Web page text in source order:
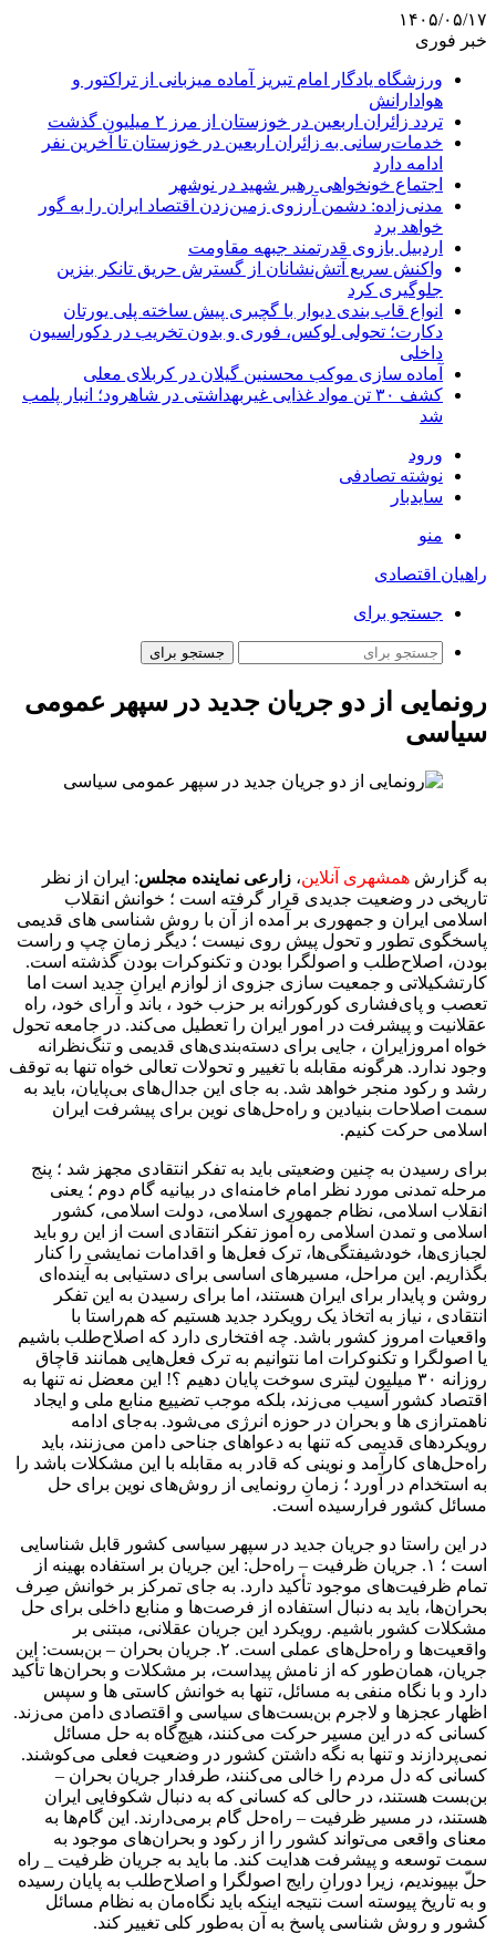
۱۴۰۵/۰۵/۱۷
خبر فوری
ورزشگاه یادگار امام تبریز آماده میزبانی از تراکتور و
هوادارانش
تردد زائران اربعین در خوزستان از مرز ۲ میلیون گذشت
خدمات‌رسانی به زائران اربعین در خوزستان تا آخرین نفر
ادامه دارد
اجتماع خونخواهی رهبر شهید در نوشهر
مدنی‌زاده: دشمن آرزوی زمین‌زدن اقتصاد ایران را به گور
خواهد برد
اردبیل بازوی قدرتمند جبهه مقاومت
واکنش سریع آتش‌نشانان از گسترش حریق تانکر بنزین
جلوگیری کرد
انواع قاب بندی دیوار با گچبری پیش ساخته پلی یورتان
دکارت؛ تحولی لوکس، فوری و بدون تخریب در دکوراسیون
داخلی
آماده سازی موکب محسنین گیلان در کربلای معلی
کشف ۳۰ تن مواد غذایی غیربهداشتی در شاهرود؛ انبار پلمب
شد
ورود
نوشته تصادفی
سایدبار
منو
راهیان اقتصادی
جستجو برای
جستجو برای
رونمایی از دو جریان جدید در سپهر عمومی
سیاسی
به گزارش همشهری آنلاین، زارعی نماینده مجلس: ایران از نظر
تاریخی در وضعیت جدیدی قرار گرفته است ؛ خوانش انقلاب
اسلامی ایران و جمهوری بر آمده از آن با روش شناسی های قدیمی
پاسخگوی تطور و تحول پیش روی نیست ؛ دیگر زمانِ چپ و راست
بودن، اصلاح‌طلب و اصولگرا بودن و تکنوکرات بودن گذشته است.
کارتشکیلاتی و جمعیت سازی جزوی از لوازم ایرانِ جدید است اما
تعصب و پای‌فشاری کورکورانه بر حزب خود ، باند و آرای خود، راه
عقلانیت و پیشرفت در امور ایران را تعطیل می‌کند. در جامعه تحول
خواه امروزایران ، جایی برای دسته‌بندی‌های قدیمی و تنگ‌نظرانه
وجود ندارد. هرگونه مقابله با تغییر و تحولات تعالی خواه تنها به توقف
رشد و رکود منجر خواهد شد. به جای این جدال‌های بی‌پایان، باید به
سمت اصلاحات بنیادین و راه‌حل‌های نوین برای پیشرفت ایران
اسلامی حرکت کنیم.
برای رسیدن به چنین وضعیتی باید به تفکر انتقادی مجهز شد ؛ پنج
مرحله تمدنی مورد نظر امام خامنه‌ای در بیانیه گام دوم ؛ یعنی
انقلاب اسلامی، نظام جمهوری اسلامی، دولت اسلامی، کشور
اسلامی و تمدن اسلامی ره آموز تفکر انتقادی است از این رو باید
لجبازی‌ها، خودشیفتگی‌ها، ترک فعل‌ها و اقدامات نمایشی را کنار
بگذاریم. این مراحل، مسیرهای اساسی برای دستیابی به آینده‌ای
روشن و پایدار برای ایران هستند، اما برای رسیدن به این تفکر
انتقادی ، نیاز به اتخاذ یک رویکرد جدید هستیم که هم‌راستا با
واقعیات امروز کشور باشد. چه افتخاری دارد که اصلاح‌طلب باشیم
یا اصولگرا و تکنوکرات اما نتوانیم به ترک فعل‌هایی همانند قاچاق
روزانه ۳۰ میلیون لیتری سوخت پایان دهیم ؟! این معضل نه تنها به
اقتصاد کشور آسیب می‌زند، بلکه موجب تضییع منابع ملی و ایجاد
ناهمترازی ها و بحران در حوزه انرژی می‌شود. به‌جای ادامه
رویکردهای قدیمی که تنها به دعواهای جناحی دامن می‌زنند، باید
راه‌حل‌های کارآمد و نوینی که قادر به مقابله با این مشکلات باشد را
به استخدام در آورد ؛ زمانِ رونمایی از روش‌های نوین برای حل
مسائل کشور فرارسیده است.
در این راستا دو جریان جدید در سپهر سیاسی کشور قابل شناسایی
است ؛ ۱. جریان ظرفیت – راه‌حل: این جریان بر استفاده بهینه از
تمام ظرفیت‌های موجود تأکید دارد. به جای تمرکز بر خوانش صِرف
بحران‌ها، باید به دنبال استفاده از فرصت‌ها و منابع داخلی برای حل
مشکلات کشور باشیم. رویکرد این جریان عقلانی، مبتنی بر
واقعیت‌ها و راه‌حل‌های عملی است. ۲. جریان بحران – بن‌بست: این
جریان، همان‌طور که از نامش پیداست، بر مشکلات و بحران‌ها تأکید
دارد و با نگاه منفی به مسائل، تنها به خوانش کاستی ها و سپس
اظهار عجزها و لاجرم بن‌بست‌های سیاسی و اقتصادی دامن می‌زند.
کسانی که در این مسیر حرکت می‌کنند، هیچ‌گاه به حل مسائل
نمی‌پردازند و تنها به نگه داشتن کشور در وضعیت فعلی می‌کوشند.
کسانی که دل مردم را خالی می‌کنند، طرفدار جریان بحران –
بن‌بست هستند، در حالی که کسانی که به دنبال شکوفایی ایران
هستند، در مسیر ظرفیت – راه‌حل گام برمی‌دارند. این گام‌ها به
معنای واقعی می‌تواند کشور را از رکود و بحران‌های موجود به
سمت توسعه و پیشرفت هدایت کند. ما باید به جریان ظرفیت _ راه
حلّ بپیوندیم، زیرا دورانِ رایج اصولگرا و اصلاح‌طلب به پایان رسیده
و به تاریخ پیوسته است نتیجه اینکه باید نگاه‌مان به نظام مسائل
کشور و روش شناسی پاسخ به آن به‌طور کلی تغییر کند.